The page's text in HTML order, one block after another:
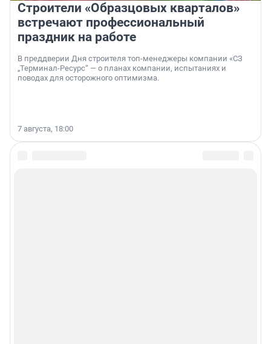
Строители «Образцовых кварталов»
встречают профессиональный
праздник на работе
В преддверии Дня строителя топ-менеджеры компании «СЗ
„Терминал-Ресурс“ — о планах компании, испытаниях и
поводах для осторожного оптимизма.
7 августа, 18:00